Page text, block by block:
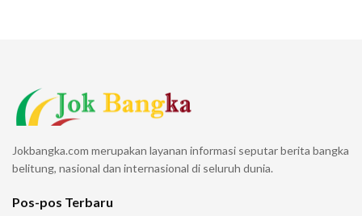
Jokbangka.com merupakan layanan informasi seputar berita bangka
belitung, nasional dan internasional di seluruh dunia.
Pos-pos Terbaru